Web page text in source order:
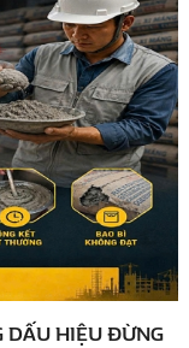
DẤU HIỆU ĐỪNG